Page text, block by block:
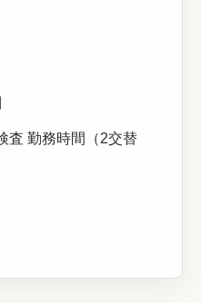
査 勤務時間（2交替